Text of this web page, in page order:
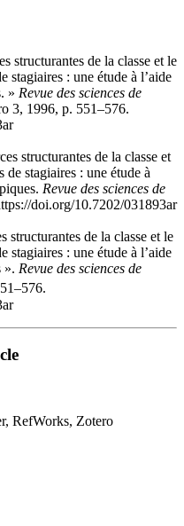
structurantes de la classe et le
stagiaires : une étude à l’aide
» Revue des sciences de
3, 1996, p. 551–576.
structurantes de la classe et
de stagiaires : une étude à
Revue des sciences de
doi.org/10.7202/031893ar
structurantes de la classe et le
stagiaires : une étude à l’aide
». Revue des sciences de
RefWorks, Zotero